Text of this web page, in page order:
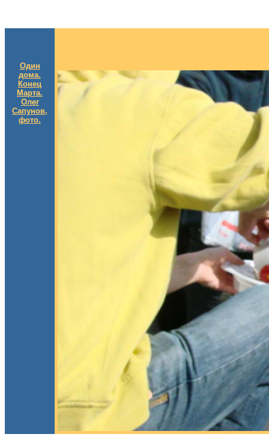
Один
дома.
Конец
Марта.
Олег
Сапунов,
фото.